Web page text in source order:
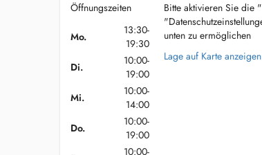
Öffnungszeiten
Mo.
13:30-
19:30
Di.
10:00-
19:00
Mi.
10:00-
14:00
Do.
10:00-
19:00
10:00-
Bitte aktivieren Sie die
unten zu ermöglichen
Lage auf Karte anzeigen